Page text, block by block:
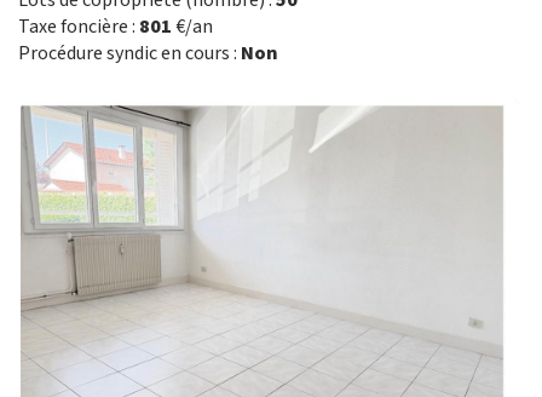
Taxe foncière : 801€/an
Procédure syndic en cours : Non